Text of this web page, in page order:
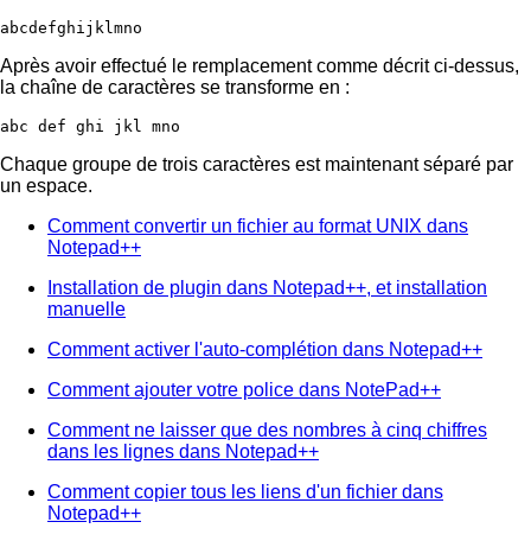
abcdefghijklmno
Après avoir effectué le remplacement comme décrit ci-dessus,
la chaîne de caractères se transforme en :
abc def ghi jkl mno
Chaque groupe de trois caractères est maintenant séparé par
un espace.
Comment convertir un fichier au format UNIX dans
Notepad++
Installation de plugin dans Notepad++, et installation
manuelle
Comment activer l'auto-complétion dans Notepad++
Comment ajouter votre police dans NotePad++
Comment ne laisser que des nombres à cinq chiffres
dans les lignes dans Notepad++
Comment copier tous les liens d'un fichier dans
Notepad++